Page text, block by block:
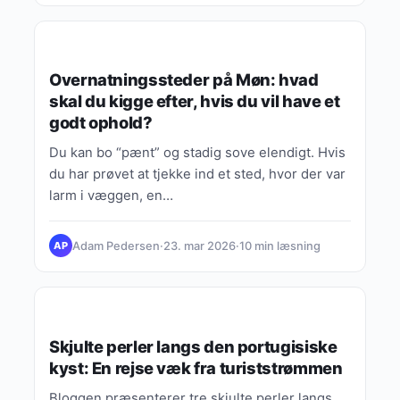
Overnatningssteder på Møn: hvad
skal du kigge efter, hvis du vil have et
godt ophold?
Du kan bo “pænt” og stadig sove elendigt. Hvis
du har prøvet at tjekke ind et sted, hvor der var
larm i væggen, en…
AP Adam Pedersen·23. mar 2026·10 min læsning
Skjulte perler langs den portugisiske
kyst: En rejse væk fra turiststrømmen